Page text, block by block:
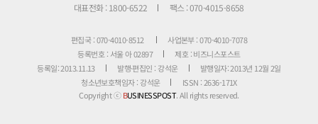
대표전화 : 1800-6522
팩스 : 070-4015-8658
편집국 : 070-4010-8512
사업본부 : 070-4010-7078
등록번호 : 서울 아 02897
제호 : 비즈니스포스트
등록일: 2013.11.13
발행·편집인 : 강석운
발행일자: 2013년 12월 2일
청소년보호책임자 : 강석운
ISSN : 2636-171X
Copyright ⓒBUSINESSPOST. All rights reserved.